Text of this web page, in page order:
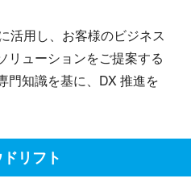
活用し、お客様のビジネス
リューションをご提案する
門知識を基に、DX 推進を
リフト